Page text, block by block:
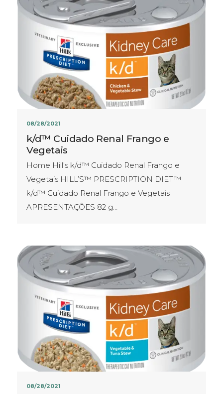
08/28/2021
k/d™ Cuidado Renal Frango e
Vegetais
Home Hill's k/d™ Cuidado Renal Frango e
Vegetais HILL’S™ PRESCRIPTION DIET™
k/d™ Cuidado Renal Frango e Vegetais
APRESENTAÇÕES​ 82 g…
08/28/2021